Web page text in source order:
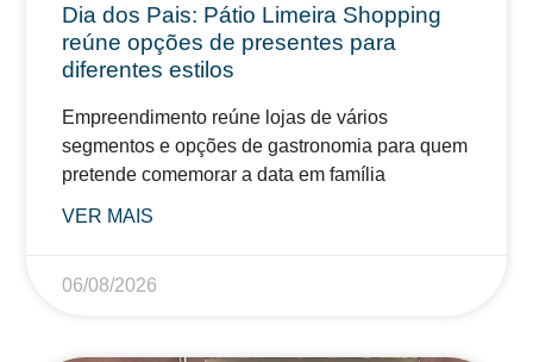
Dia dos Pais: Pátio Limeira Shopping
reúne opções de presentes para
diferentes estilos
Empreendimento reúne lojas de vários
segmentos e opções de gastronomia para quem
pretende comemorar a data em família
VER MAIS
06/08/2026